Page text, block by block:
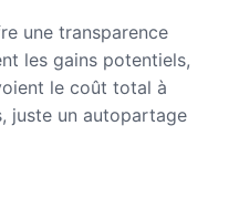
une transparence
les gains potentiels,
le coût total à
juste un autopartage